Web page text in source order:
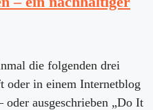
die folgenden drei
oder in einem Internetblog
ausgeschrieben „Do It